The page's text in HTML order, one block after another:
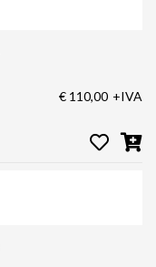
€ 110,00 +IVA